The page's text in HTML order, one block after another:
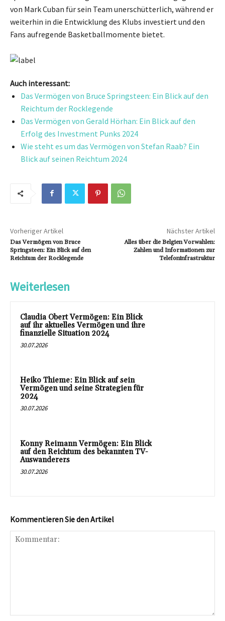
von Mark Cuban für sein Team unerschütterlich, während er
weiterhin in die Entwicklung des Klubs investiert und den
Fans aufregende Basketballmomente bietet.
Auch interessant:
Das Vermögen von Bruce Springsteen: Ein Blick auf den
Reichtum der Rocklegende
Das Vermögen von Gerald Hörhan: Ein Blick auf den
Erfolg des Investment Punks 2024
Wie steht es um das Vermögen von Stefan Raab? Ein
Blick auf seinen Reichtum 2024
Vorheriger Artikel
Das Vermögen von Bruce
Springsteen: Ein Blick auf den
Reichtum der Rocklegende
Nächster Artikel
Alles über die Belgien Vorwahlen:
Zahlen und Informationen zur
Telefoninfrastruktur
Weiterlesen
Claudia Obert Vermögen: Ein Blick
auf ihr aktuelles Vermögen und ihre
finanzielle Situation 2024
30.07.2026
Heiko Thieme: Ein Blick auf sein
Vermögen und seine Strategien für
2024
30.07.2026
Konny Reimann Vermögen: Ein Blick
auf den Reichtum des bekannten TV-
Auswanderers
30.07.2026
Kommentieren Sie den Artikel